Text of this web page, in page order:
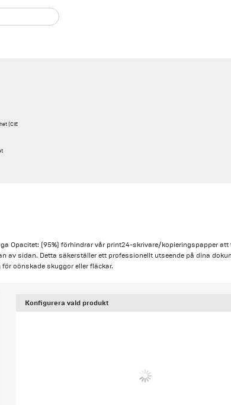
(CIE
Opacitet: (95%) förhindrar vår print24-skrivare/kopieringspapper att
av sidan. Detta säkerställer ett professionellt utseende på dina
för oönskade skuggor eller fläckar.
Konfigurera vald produkt